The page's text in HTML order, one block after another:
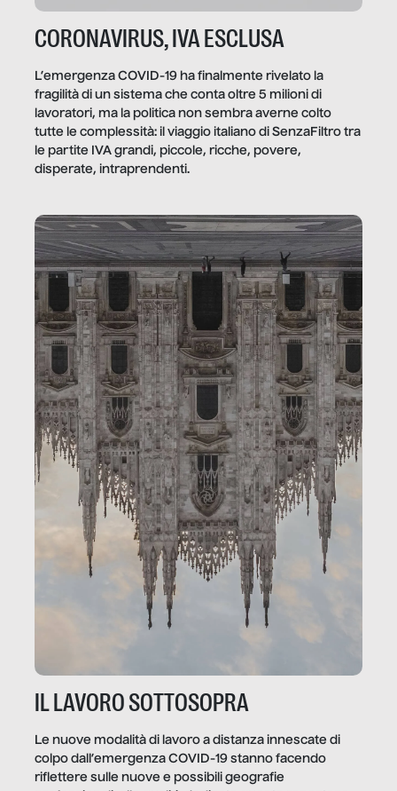
CORONAVIRUS, IVA ESCLUSA
L’emergenza COVID-19 ha finalmente rivelato la
fragilità di un sistema che conta oltre 5 milioni di
lavoratori, ma la politica non sembra averne colto
tutte le complessità: il viaggio italiano di SenzaFiltro tra
le partite IVA grandi, piccole, ricche, povere,
disperate, intraprendenti.
IL LAVORO SOTTOSOPRA
Le nuove modalità di lavoro a distanza innescate di
colpo dall’emergenza COVID-19 stanno facendo
riflettere sulle nuove e possibili geografie